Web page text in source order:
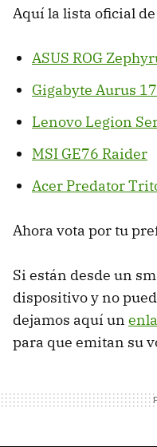
Aquí la lista oficial
ASUS ROG
Gigabyte Aurus
Lenovo Legion
MSI GE76 Raider
Acer Predator
Ahora vota por tu
Si están desde un
dispositivo y no
dejamos aquí un
para que emitan su